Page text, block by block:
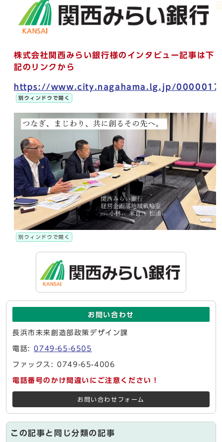
株式会社関西みらい銀行様のインタビュー記事は下
記のリンクから
https://www.city.nagahama.lg.jp/
別ウィンドウで開く
別ウィンドウで開く
お問い合わせ
長浜市未来創造部政策デザイン課
電話:0749-65-6505
ファックス: 0749-65-4006
電話番号のかけ間違いにご注意ください！
お問い合わせフォーム
この記事と同じ分類の記事